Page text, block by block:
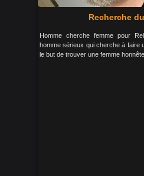
Recherche
Homme cherche femme pour
homme sérieux qui cherche à faire
le but de trouver une femme honnête